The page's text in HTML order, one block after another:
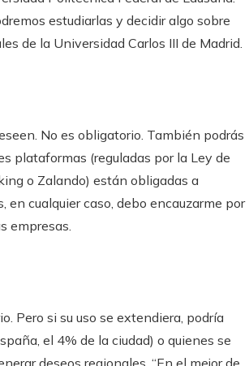
estudiarlas y decidir algo sobre
de la Universidad Carlos III de Madrid.
No es obligatorio. También podrás
plataformas (reguladas por la Ley de
o Zalando) están obligadas a
cualquier caso, debo encauzarme por
empresas.
Pero si su uso se extendiera, podría
el 4% de la ciudad) o quienes se